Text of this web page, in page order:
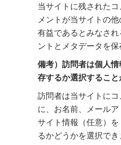
当サイトに残された
メントが当サイトの
有益であるとみなさ
ントとメタデータを保
備考）訪問者は個人
存するか選択するこ
訪問者は当サイトに
に、お名前、メール
サイト情報（任意）
るかどうかを選択でき